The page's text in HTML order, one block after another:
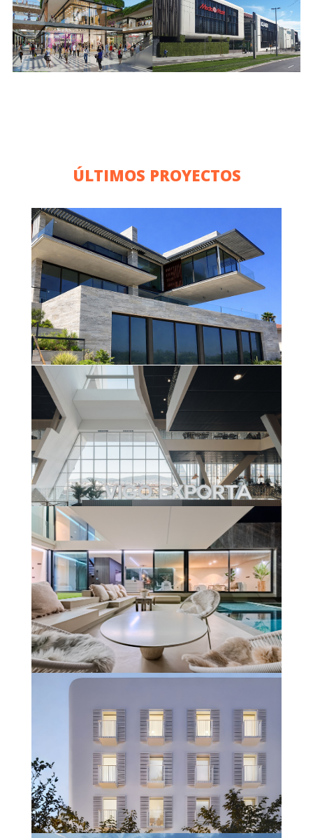
ÚLTIMOS PROYECTOS
VIVIENDA UNIFAMILIAR
(GARRAF)
Saber más
ESTACIÓN VIALIA VIGO – URZAIZ
UNIFAMILIAR #CLARODELUZ
Saber más
HOTEL BOUTIQUE VARA DEL REY